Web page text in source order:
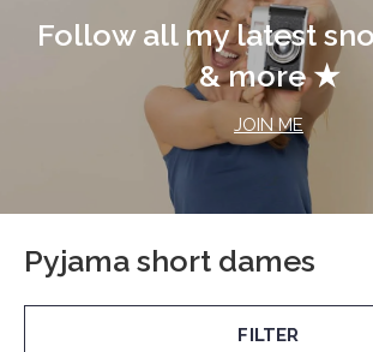
Follow all my latest
& more ★
JOIN ME
Pyjama short dames
FILTER